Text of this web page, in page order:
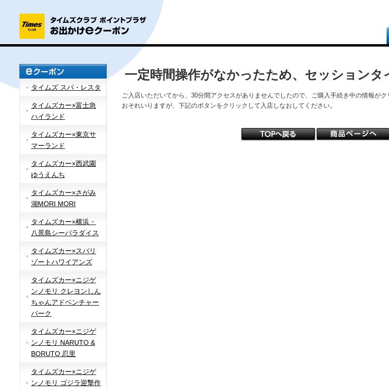
タイムズ スパ・レスタ
タイムズカー×富士急
ハイランド
タイムズカー×東京サ
マーランド
タイムズカー×西武園
ゆうえんち
タイムズカー×さがみ
湖MORI MORI
タイムズカー×横浜・
八景島シーパラダイス
タイムズカー×スパリ
ゾートハワイアンズ
タイムズカー×ニジゲ
ンノモリ クレヨンしん
ちゃんアドベンチャー
パーク
タイムズカー×ニジゲ
ンノモリ NARUTO &
BORUTO 忍里
タイムズカー×ニジゲ
ンノモリ ゴジラ迎撃作
一定時間操作がなかったため、セッションタ
ご入店いただいてから、30分間アクセスがありませんでしたので、ご購入手続き中の情報がク
おそれいりますが、下記のボタンをクリックして入店しなおしてください。